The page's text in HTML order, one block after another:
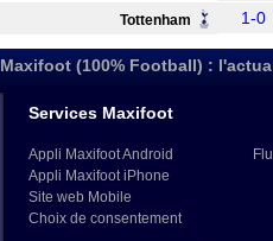
Tottenham 1-0
Maxifoot (100% Football) :
Services Maxifoot
Appli Maxifoot Android
Appli Maxifoot iPhone
Site web Mobile
Choix de consentement